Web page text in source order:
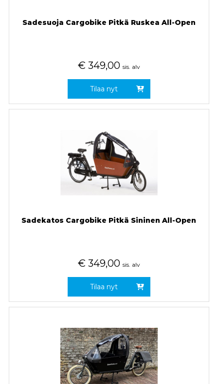
Sadesuoja Cargobike Pitkä Ruskea All-Open
€ 349,00 sis. alv
Tilaa nyt
Sadekatos Cargobike Pitkä Sininen All-Open
€ 349,00 sis. alv
Tilaa nyt